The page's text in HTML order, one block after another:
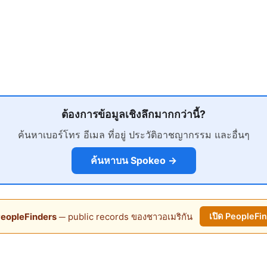
ต้องการข้อมูลเชิงลึกมากกว่านี้?
ค้นหาเบอร์โทร อีเมล ที่อยู่ ประวัติอาชญากรรม และอื่นๆ
ค้นหาบน Spokeo →
─ public records ของชาวอเมริกัน เปิด